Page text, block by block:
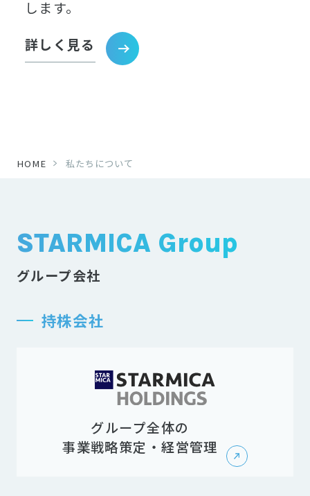
します。
詳しく見る
HOME 私たちについて
STARMICA Group
グループ会社
持株会社
グループ全体の
事業戦略策定・経営管理